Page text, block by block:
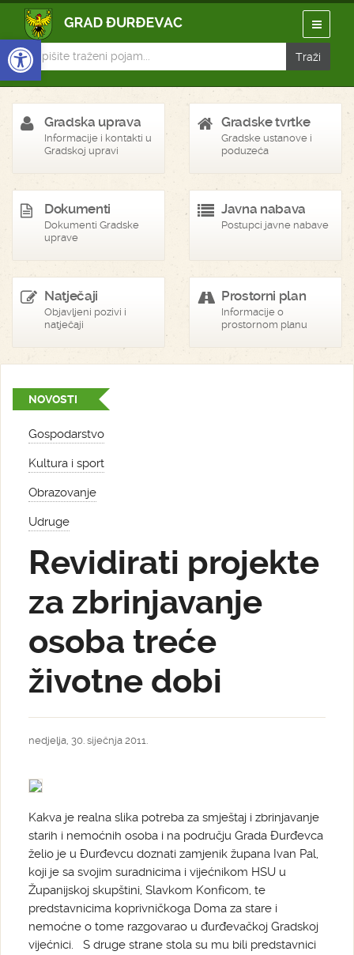
Open toolbar
Gradska uprava
Informacije i kontakti u
Gradskoj upravi
Gradske tvrtke
Gradske ustanove i
poduzeća
Dokumenti
Dokumenti Gradske
uprave
Javna nabava
Postupci javne nabave
Natječaji
Objavljeni pozivi i
natječaji
Prostorni plan
Informacije o
prostornom planu
NOVOSTI
Gospodarstvo
Kultura i sport
Obrazovanje
Udruge
Revidirati projekte
za zbrinjavanje
osoba treće
životne dobi
nedjelja, 30. siječnja 2011.
Kakva je realna slika potreba za smještaj i zbrinjavanje
starih i nemoćnih osoba i na području Grada Đurđevca
želio je u Đurđevcu doznati zamjenik župana Ivan Pal,
koji je sa svojim suradnicima i vijećnikom HSU u
Županijskoj skupštini, Slavkom Konficom, te
predstavnicima koprivničkoga Doma za stare i
nemoćne o tome razgovarao u đurđevačkoj Gradskoj
vijećnici. S druge strane stola su mu bili predstavnici